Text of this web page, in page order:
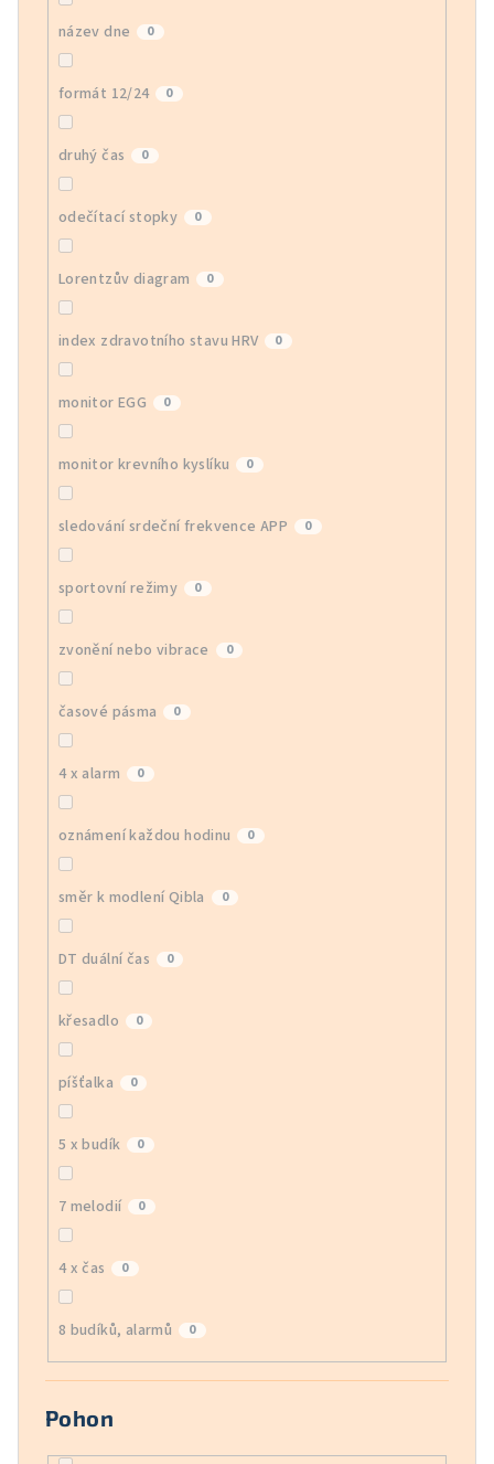
název dne 0
formát 12/24 0
druhý čas 0
odečítací stopky 0
Lorentzův diagram 0
index zdravotního stavu HRV 0
monitor EGG 0
monitor krevního kyslíku 0
sledování srdeční frekvence APP 0
sportovní režimy 0
zvonění nebo vibrace 0
časové pásma 0
4 x alarm 0
oznámení každou hodinu 0
směr k modlení Qibla 0
DT duální čas 0
křesadlo 0
píšťalka 0
5 x budík 0
7 melodií 0
4 x čas 0
8 budíků, alarmů 0
Pohon